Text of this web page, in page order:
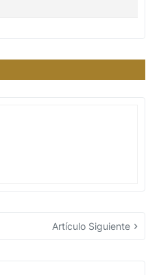
Artículo Siguiente